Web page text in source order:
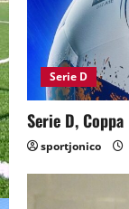
Serie D
Serie D,
sportjonico